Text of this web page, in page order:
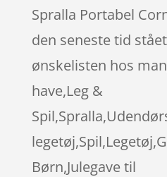
Spralla Portabel
den seneste tid
ønskelisten hos
have,Leg &
Børn,Julegave til